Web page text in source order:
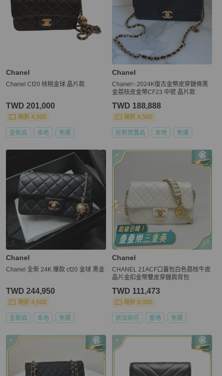
Chanel
Chanel Cf20 核桃金球 晶片款
TWD 201,000
現折 4,500
全新品 本地 免運
Chanel
Chanel✨2024K復古金幣皮穿鏈條黑
金荔枝皮金幣CF23 中號 晶片款
TWD 188,888
現折 4,500
近新閒置品 本地 免運
Chanel
Chanel 全新 24K 爆款 cf20 金球 黑金
TWD 244,950
現折 4,500
全新品 本地 免運
Chanel
CHANEL 21ACF口蓋包白色荔枝牛皮
晶片金扣金幣雙皮穿鏈肩背包
TWD 111,473
現折 8,000
狀況尚可 香港 免運